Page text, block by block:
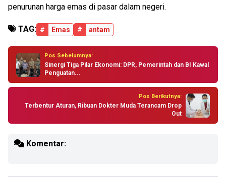
penurunan harga emas di pasar dalam negeri.
TAG: # Emas # antam
Pos Sebelumnya:
Sinergi Tiga Pilar Ekonomi: DPR, Pemerintah dan BI Kawal
Penguatan...
Pos Berikutnya:
Terbentur Aturan, Ribuan Dokter Muda Terancam Drop
Out
Komentar: